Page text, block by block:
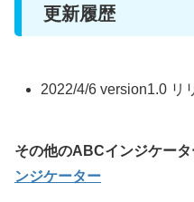
更新履歴
2022/4/6 version1.0 リ
その他のABCインジケー
ンジケーター